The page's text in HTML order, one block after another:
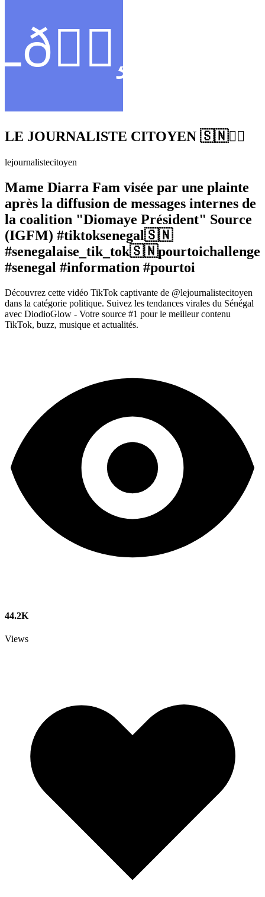
LE JOURNALISTE CITOYEN 🇸🇳✊🏿
lejournalistecitoyen
Mame Diarra Fam visée par une plainte
après la diffusion de messages internes de
la coalition "Diomaye Président" Source
(IGFM) #tiktoksenegal🇸🇳
#senegalaise_tik_tok🇸🇳pourtoichallenge
#senegal #information #pourtoi
Découvrez cette vidéo TikTok captivante de @lejournalistecitoyen
dans la catégorie politique. Suivez les tendances virales du Sénégal
avec DiodioGlow - Votre source #1 pour le meilleur contenu
TikTok, buzz, musique et actualités.
44.2K
Views